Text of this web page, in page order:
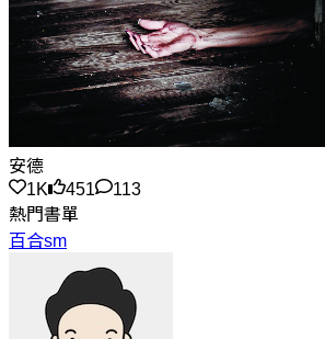
安德
1K
451
113
熱門書單
百合sm